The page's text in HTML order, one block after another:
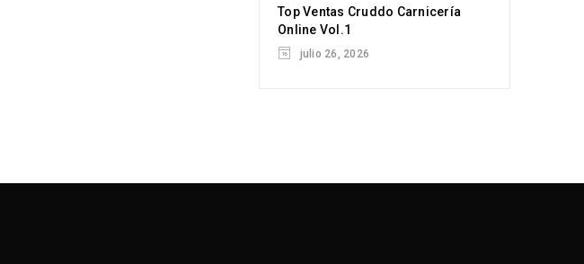
Top Ventas Cruddo Carnicería
Online Vol.1
julio 26, 2026